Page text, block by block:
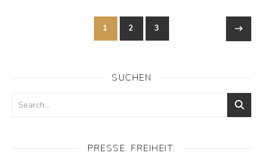
1 2 3
SUCHEN
PRESSE. FREIHEIT.